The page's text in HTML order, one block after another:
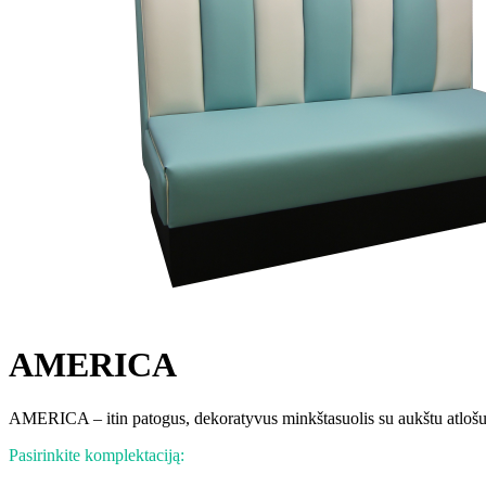
AMERICA
AMERICA – itin patogus, dekoratyvus minkštasuolis su aukštu
Pasirinkite komplektaciją: